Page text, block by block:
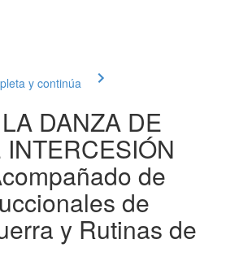
y continúa
DANZA DE
de
de
y Rutinas de